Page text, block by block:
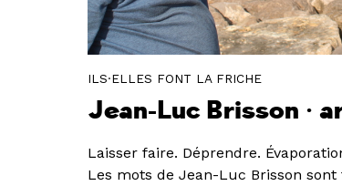
ILS·ELLES FONT LA FRICHE
Jean-Luc Brisson •
Laisser faire. Déprendre.
Les mots de Jean-Luc Brisson